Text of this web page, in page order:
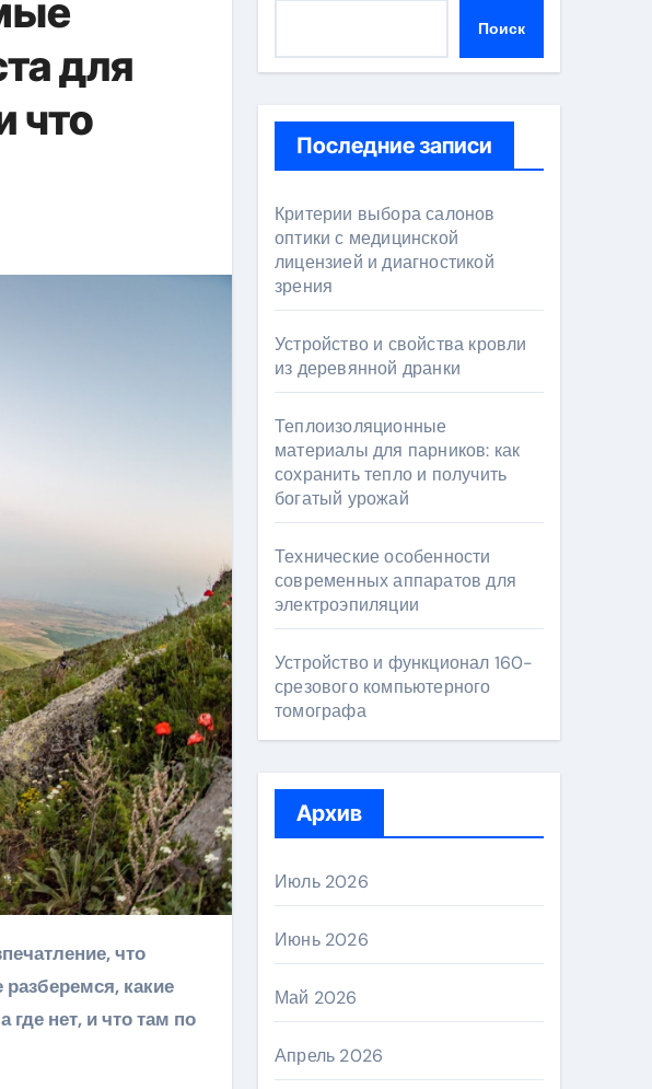
для
что
какие
где нет, и что там по
Поиск
Последние записи
Критерии выбора салонов
оптики с медицинской
лицензией и диагностикой
зрения
Устройство и свойства кровли
из деревянной дранки
Теплоизоляционные
материалы для парников: как
сохранить тепло и получить
богатый урожай
Технические особенности
современных аппаратов для
электроэпиляции
Устройство и функционал 160-
срезового компьютерного
томографа
Архив
Июль 2026
Июнь 2026
Май 2026
Апрель 2026